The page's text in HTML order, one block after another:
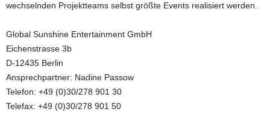
wechselnden Projektteams selbst größte Events realisiert werden.
Global Sunshine Entertainment GmbH
Eichenstrasse 3b
D-12435 Berlin
Ansprechpartner: Nadine Passow
Telefon: +49 (0)30/278 901 30
Telefax: +49 (0)30/278 901 50